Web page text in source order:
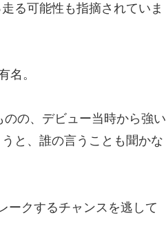
る可能性も指摘されていま
名。
の、デビュー当時から強い
と、誰の言うことも聞かな
ークするチャンスを逃して